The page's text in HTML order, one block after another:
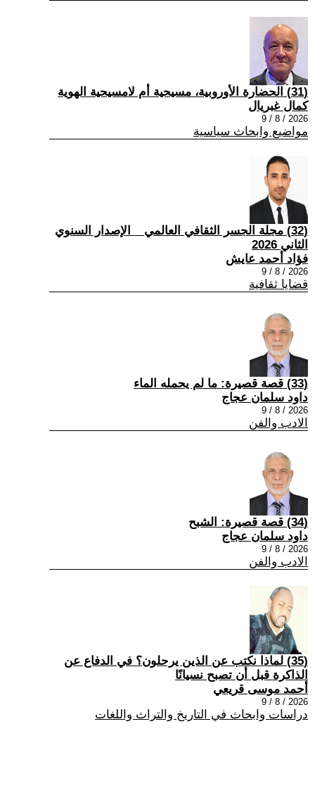
(31) الحضارة الأوروبية، مسيحية أم لامسيحية الهوية
كمال غبريال
2026 / 8 / 9
مواضيع وابحاث سياسية
(32) مجلة الجسر الثقافي العالمي _ الإصدار السنوي
الثاني 2026
فؤاد أحمد عايش
2026 / 8 / 9
قضايا ثقافية
(33) قصة قصيرة: ما لم يحمله الماء
داود سلمان عجاج
2026 / 8 / 9
الادب والفن
(34) قصة قصيرة: الشبح
داود سلمان عجاج
2026 / 8 / 9
الادب والفن
(35) لماذا نكتب عن الذين يرحلون؟ في الدفاع عن
الذاكرة قبل أن تصبح نسيانًا
أحمد موسى قريعي
2026 / 8 / 9
دراسات وابحاث في التاريخ والتراث واللغات